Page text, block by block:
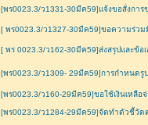
[พร0023.3/ว1331-30มีค59]แจ้งขอสั่งกา
[ พร0023.3/ว1327-30มีค59]ขอความร่ว
[ พร 0023.3/ว162-30มีค59]ส่งสรุปและข้อ
[พร0023.3/ว1309- 29มีค59]การกำหนดรู
[พร0023.3/ว160-29มีค59]ขอใช้เงินเหลือ
[พร0023.3/ว1284-29มีค59]จัดทำตัวชี้วัด